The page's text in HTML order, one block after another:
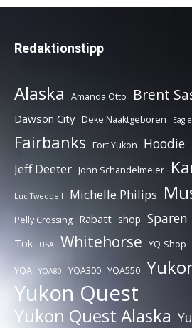
Redaktionstipp
Alaska Amanda Otto Brent
Dawson City Deke Naaktgeboren
Fairbanks Fort Yukon Hoodie
Jeff Deeter John Schandelmeier
Luc Tweddell Michelle Philips
Pelly Crossing Rabatt shop Sparen
Tok USA Whitehorse YQ-Shop
YQA YQA80 YQA300 YQA550
Yukon Quest
Yukon Quest Alaska